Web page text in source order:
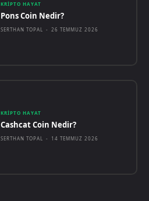
KRIPTO HAYAT
Pons Coin Nedir?
SERTHAN TOPAL - 26 TEMMUZ 2026
KRIPTO HAYAT
Cashcat Coin Nedir?
SERTHAN TOPAL - 14 TEMMUZ 2026